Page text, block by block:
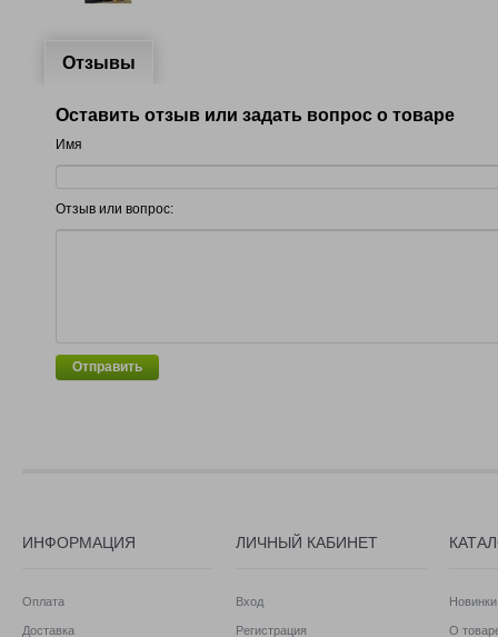
Отзывы
Оставить отзыв или задать вопрос о товаре
Имя
Отзыв или вопрос:
Отправить
ИНФОРМАЦИЯ
Оплата
Доставка
ЛИЧНЫЙ КАБИНЕТ
Вход
Регистрация
Новинки
О